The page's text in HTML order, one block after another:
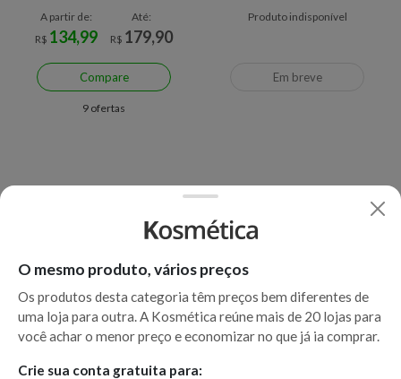
A partir de:
R$ 134,99
Até:
R$ 179,90
Compare
9 ofertas
Produto indisponível
Em breve
O mesmo produto, vários preços
Os produtos desta categoria têm preços bem diferentes de
uma loja para outra. A Kosmética reúne mais de 20 lojas para
você achar o menor preço e economizar no que já ia comprar.
Crie sua conta gratuita para: